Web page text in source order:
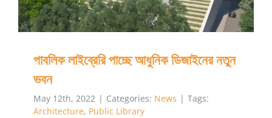
সুযোগ
পেয়েছিলেন
পাবলিক লাইব্রেরি পাচ্ছে আধুনিক ডিজাইনের নতুন
ভবন
May 12th, 2022 | Categories: News | Tags:
Architecture, Public Library